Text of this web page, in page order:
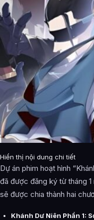
Hiển thị nội dung chi tiết
Dự án phim hoạt hình
đã được đăng ký từ tháng
sẽ được chia thành hai
Khánh Dư Niên Phần 1: